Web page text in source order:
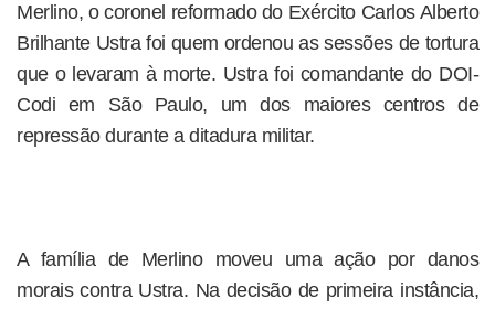
Merlino, o coronel reformado do Exército Carlos Alberto
Brilhante Ustra foi quem ordenou as sessões de tortura
que o levaram à morte. Ustra foi comandante do DOI-
Codi em São Paulo, um dos maiores centros de
repressão durante a ditadura militar.
A família de Merlino moveu uma ação por danos
morais contra Ustra. Na decisão de primeira instância,